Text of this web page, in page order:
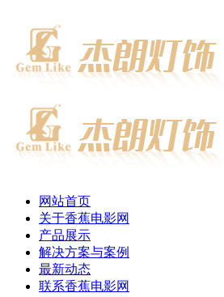
网站首页
关于香蕉电影网
产品展示
解决方案与案例
最新动态
联系香蕉电影网